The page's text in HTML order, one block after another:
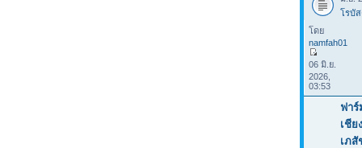
โรบั
โดย
namfah01
06 มิ.ย.
2026,
03:53
ฟา
เชีย
เภสั